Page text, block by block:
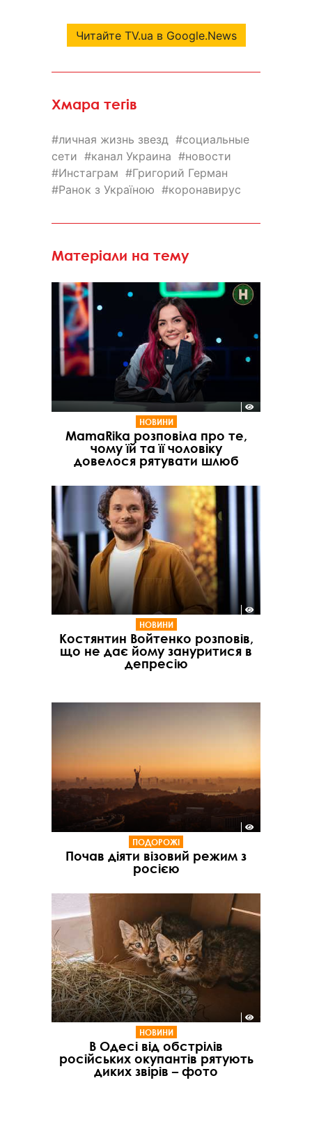
Читайте TV.ua в Google.News
Хмара тегів
личная жизнь звезд
социальные
сети
канал Украина
новости
Инстаграм
Григорий Герман
Ранок з Україною
коронавирус
Матеріали на тему
НОВИНИ
MamaRika розповіла про те,
чому їй та її чоловіку
довелося рятувати шлюб
НОВИНИ
Костянтин Войтенко розповів,
що не дає йому зануритися в
депресію
ПОДОРОЖІ
Почав діяти візовий режим з
росією
НОВИНИ
В Одесі від обстрілів
російських окупантів рятують
диких звірів – фото